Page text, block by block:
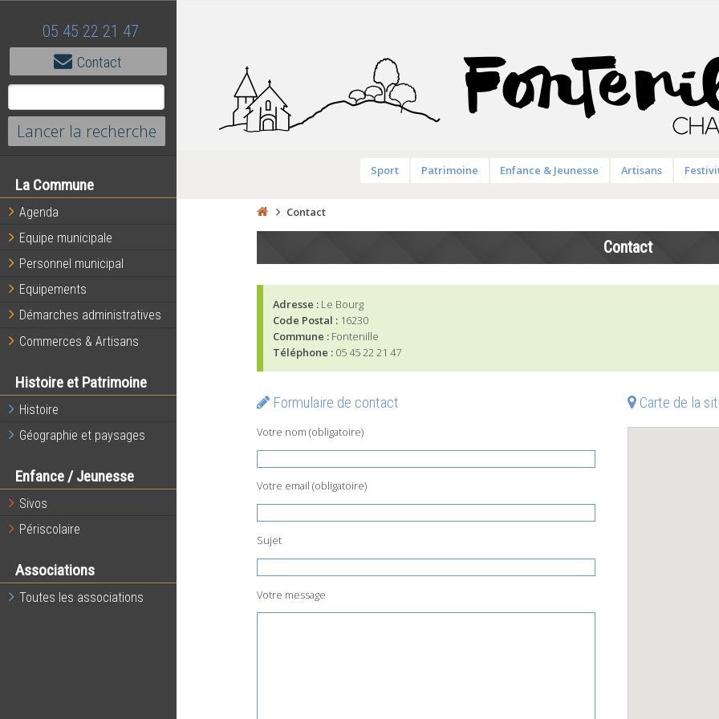
05 45 22 21 47
Contact
La Commune
Agenda
Equipe municipale
Personnel municipal
Equipements
Démarches administratives
Commerces & Artisans
Histoire et Patrimoine
Histoire
Géographie et paysages
Enfance / Jeunesse
Sivos
Périscolaire
Associations
Toutes les associations
Sport Patrimoine Enfance & Jeunesse Artisans
Contact
Contact
Adresse : Le Bourg
Code Postal : 16230
Commune : Fontenille
Téléphone : 05 45 22 21 47
Formulaire de contact
Votre nom (obligatoire)
Votre email (obligatoire)
Sujet
Votre message
Carte de la